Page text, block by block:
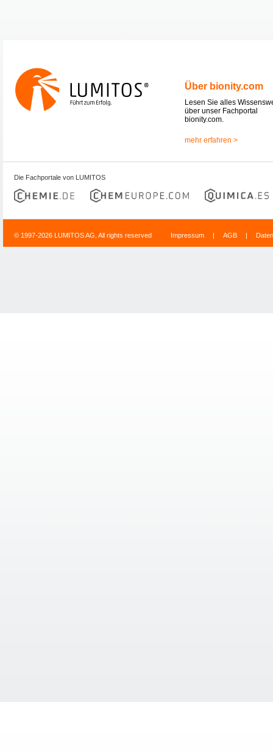
Über bionity.com
Lesen Sie alles
über unser Fachportal
bionity.com.
mehr erfahren >
Die Fachportale von LUMITOS
© 1997-2026 LUMITOS AG, All rights reserved Impressum | AGB |